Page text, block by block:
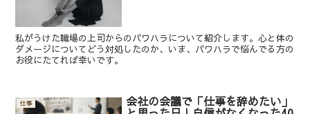
私がうけた職場の上司からのパワハラについて紹介します。心と体の
ダメージについてどう対処したのか、いま、パワハラで悩んでる方の
お役にたてれば幸いです。
仕事 会社の会議で「仕事を辞めたい」